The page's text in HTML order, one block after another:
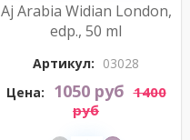
Aj Arabia Widian London,
edp., 50 ml
Артикул: 03028
Цена:
1050 руб 1400
руб